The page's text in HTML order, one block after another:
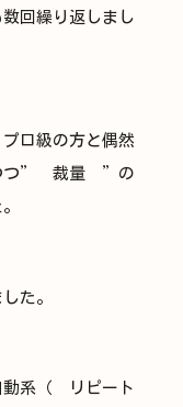
回繰り返しまし
ロ級の方と偶然
つつ” 裁量 ”の
た。
動系（ リピート